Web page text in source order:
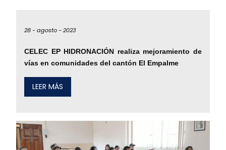
28 -agosto -2023
CELEC EP HIDRONACIÓN realiza mejoramiento de
vías en comunidades del cantón El Empalme
LEER MÁS